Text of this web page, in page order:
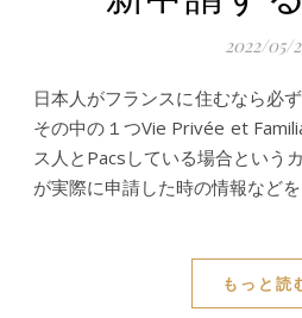
2022/05/
日本人がフランスに住むなら必ず必要となる滞在許可証。
その中の１つVie Privée et
ス人とPacsしている場合という
が実際に申請した時の情報など
もっと読